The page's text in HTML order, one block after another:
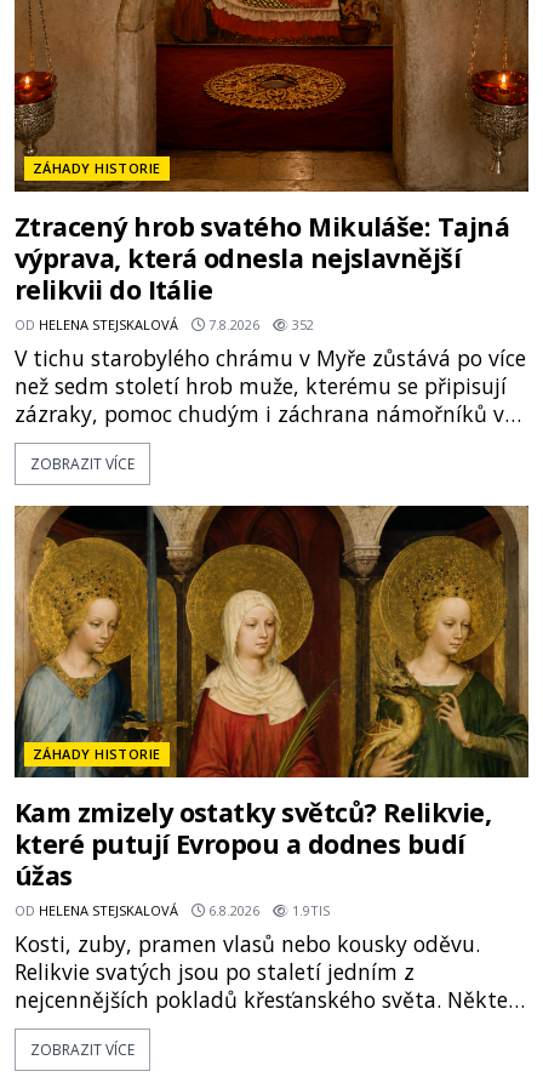
ZÁHADY HISTORIE
Ztracený hrob svatého Mikuláše: Tajná
výprava, která odnesla nejslavnější
relikvii do Itálie
OD HELENA STEJSKALOVÁ 7.8.2026 352
V tichu starobylého chrámu v Myře zůstává po více
než sedm století hrob muže, kterému se připisují
zázraky, pomoc chudým i záchrana námořníků v
bouřích. Pak ale přichází rok 1087 a klidné místo
se mění v dějiště podivné noční výpravy. Skupina
Mikuláše a odváží jeho ostatky přes moře do Bari.
Je to zbožná záchrana před nebezpečím, nebo
promyšlená krádež,
ZOBRAZIT VÍCE
ZÁHADY HISTORIE
Kam zmizely ostatky světců? Relikvie,
které putují Evropou a dodnes budí
úžas
OD HELENA STEJSKALOVÁ 6.8.2026 1.9TIS
Kosti, zuby, pramen vlasů nebo kousky oděvu.
Relikvie svatých jsou po staletí jedním z
nejcennějších pokladů křesťanského světa. Některé
mají pečlivě doloženou historii, jiné provází
záhady, krádeže i nečekané objevy. Jejich osudy
ZOBRAZIT VÍCE